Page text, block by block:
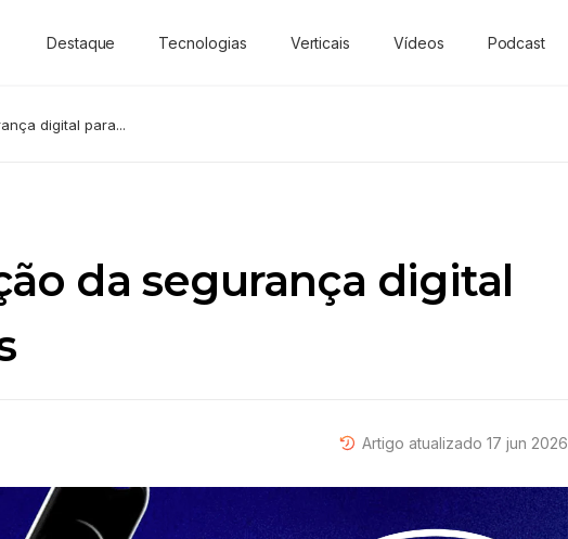
Destaque Tecnologias Verticais Vídeos Podcast
digital para...
da segurança digital
Artigo atualizado 17 jun 2026